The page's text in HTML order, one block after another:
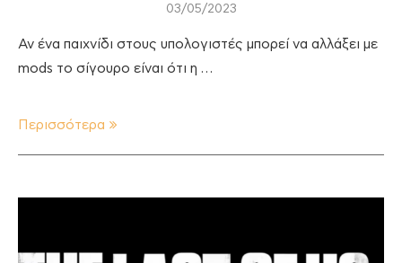
03/05/2023
Αν ένα παιχνίδι στους υπολογιστές μπορεί να αλλάξει με
mods το σίγουρο είναι ότι η …
Περισσότερα